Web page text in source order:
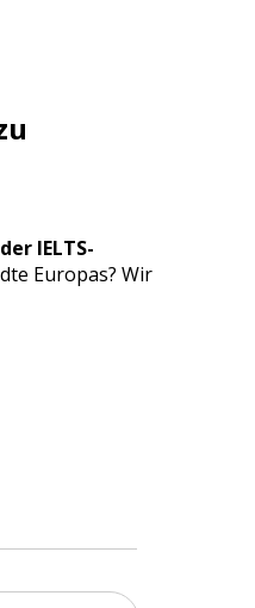
IELTS-
Europas? Wir